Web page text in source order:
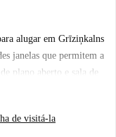
alugar em Grīziņkalns
janelas que permitem a
plano aberto e sala de
uma cozinha totalmente
de visitá-la